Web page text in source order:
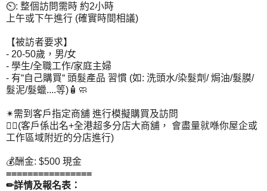
⏲: 整個訪問需時 約2小時
上午或下午進行 (確實時間相議)
【被訪者要求】
- 20-50歲，男/女
- 學生/全職工作/家庭主婦
- 有“自己購買“ 頭髮產品 習慣 (如: 洗頭水/染髮劑/ 焗油/髮膜/
髮泥/髮蠟....等)🧴🧼
✴需到客戶指定商舖 進行模擬購買及訪問
👆🏻(客戶係出名+全港超多分店大商舖， 會盡量就喺你屋企或
工作區域附近的分店進行)
💰酬金: $500 現金
================
✏詳情及報名表：